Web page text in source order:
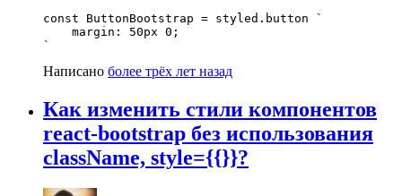
const ButtonBootstrap = styled.button `
    margin: 50px 0;
`
Написано более трёх лет назад
Как изменить стили компонентов
react-bootstrap без использования
className, style={{}}?